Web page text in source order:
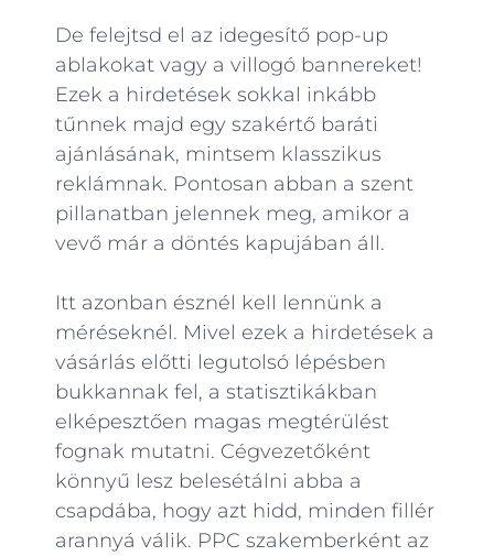
De felejtsd el az idegesítő pop-up
ablakokat vagy a villogó bannereket!
Ezek a hirdetések sokkal inkább
tűnnek majd egy szakértő baráti
ajánlásának, mintsem klasszikus
reklámnak. Pontosan abban a szent
pillanatban jelennek meg, amikor a
vevő már a döntés kapujában áll.
Itt azonban észnél kell lennünk a
méréseknél. Mivel ezek a hirdetések a
vásárlás előtti legutolsó lépésben
bukkannak fel, a statisztikákban
elképesztően magas megtérülést
fognak mutatni. Cégvezetőként
könnyű lesz belesétálni abba a
csapdába, hogy azt hidd, minden fillér
arannyá válik. PPC szakemberként az